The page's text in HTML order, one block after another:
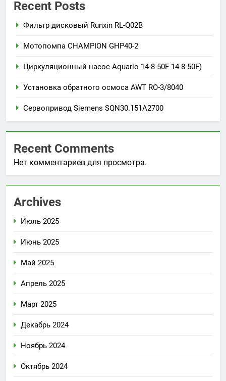
Recent Posts
Фильтр дисковый Runxin RL-Q02B
Мотопомпа CHAMPION GHP40-2
Циркуляционный насос Aquario 14-8-50F 14-8-50F)
Установка обратного осмоса AWT RO-3/8040
Сервопривод Siemens SQN30.151A2700
Recent Comments
Нет комментариев для просмотра.
Archives
Июль 2025
Июнь 2025
Май 2025
Апрель 2025
Март 2025
Декабрь 2024
Ноябрь 2024
Октябрь 2024